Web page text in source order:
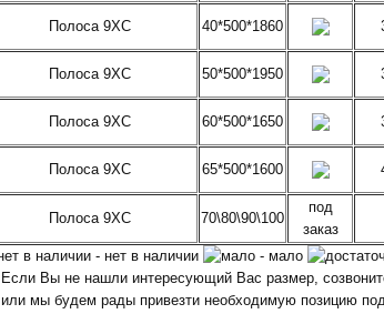
Полоса 9ХС 40*500*1860
Полоса 9ХС 50*500*1950
Полоса 9ХС 60*500*1650
Полоса 9ХС 65*500*1600
Полоса 9ХС 70\80\90\100
под
заказ
- нет в наличии
- мало
Если Вы не нашли интересующий Вас размер,
или мы будем рады привезти необходимую позицию